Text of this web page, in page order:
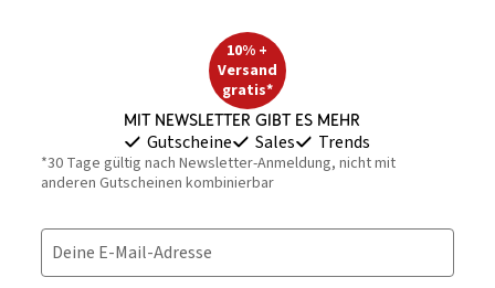
10% +
Versand
gratis*
Mit Newsletter gibt es mehr
Gutscheine Sales Trends
*30 Tage gültig nach Newsletter-Anmeldung, nicht mit
anderen Gutscheinen kombinierbar
Deine E-Mail-Adresse